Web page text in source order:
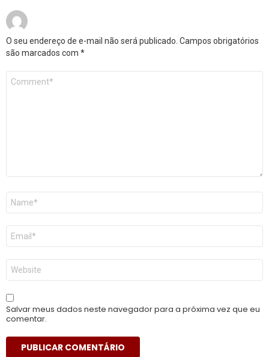
O seu endereço de e-mail não será publicado. Campos obrigatórios
são marcados com *
Comentário
Nome
E-
mail
*
Site
Salvar meus dados neste navegador para a próxima vez que eu
comentar.